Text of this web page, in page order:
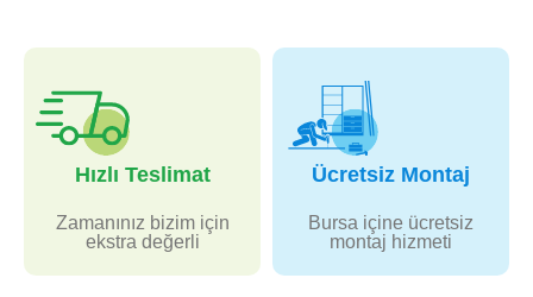
Hızlı Teslimat
Zamanınız bizim için
ekstra değerli
Ücretsiz Montaj
Bursa içine ücretsiz
montaj hizmeti